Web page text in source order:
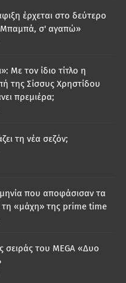
έρχεται στο δεύτερο
σ' αγαπώ»
Με τον ίδιο τίτλο η
της Σίσσυς Χρηστίδου
πρεμιέρα;
τη νέα σεζόν;
που αποφάσισαν τα
τη «μάχη» της prime time
του MEGA «Δυο